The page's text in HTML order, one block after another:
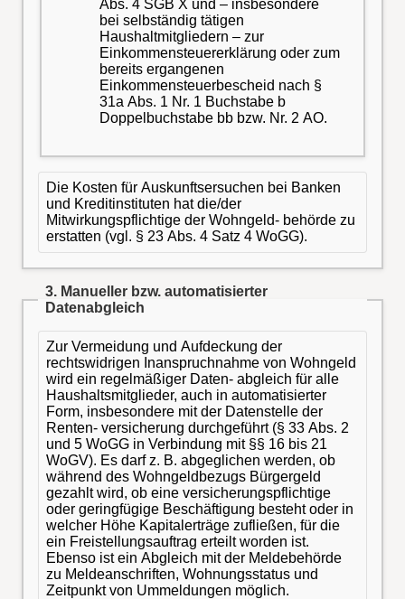
Abs. 4 SGB X und – insbesondere
bei selbständig tätigen
Haushaltmitgliedern – zur
Einkommensteuererklärung oder zum
bereits ergangenen
Einkommensteuerbescheid nach §
31a Abs. 1 Nr. 1 Buchstabe b
Doppelbuchstabe bb bzw. Nr. 2 AO.
Die Kosten für Auskunftsersuchen bei Banken
und Kreditinstituten hat die/der
Mitwirkungspflichtige der Wohngeld- behörde zu
erstatten (vgl. § 23 Abs. 4 Satz 4 WoGG).
3. Manueller bzw. automatisierter
Datenabgleich
Zur Vermeidung und Aufdeckung der
rechtswidrigen Inanspruchnahme von Wohngeld
wird ein regelmäßiger Daten- abgleich für alle
Haushaltsmitglieder, auch in automatisierter
Form, insbesondere mit der Datenstelle der
Renten- versicherung durchgeführt (§ 33 Abs. 2
und 5 WoGG in Verbindung mit §§ 16 bis 21
WoGV). Es darf z. B. abgeglichen werden, ob
während des Wohngeldbezugs Bürgergeld
gezahlt wird, ob eine versicherungspflichtige
oder geringfügige Beschäftigung besteht oder in
welcher Höhe Kapitalerträge zufließen, für die
ein Freistellungsauftrag erteilt worden ist.
Ebenso ist ein Abgleich mit der Meldebehörde
zu Meldeanschriften, Wohnungsstatus und
Zeitpunkt von Ummeldungen möglich.